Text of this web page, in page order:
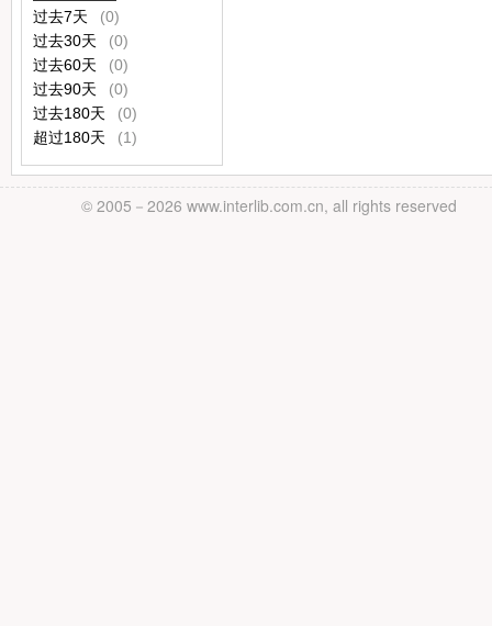
过去7天
(0)
过去30天
(0)
过去60天
(0)
过去90天
(0)
过去180天
(0)
超过180天
(1)
© 2005－ 2026 www.interlib.com.cn, all rights reserved